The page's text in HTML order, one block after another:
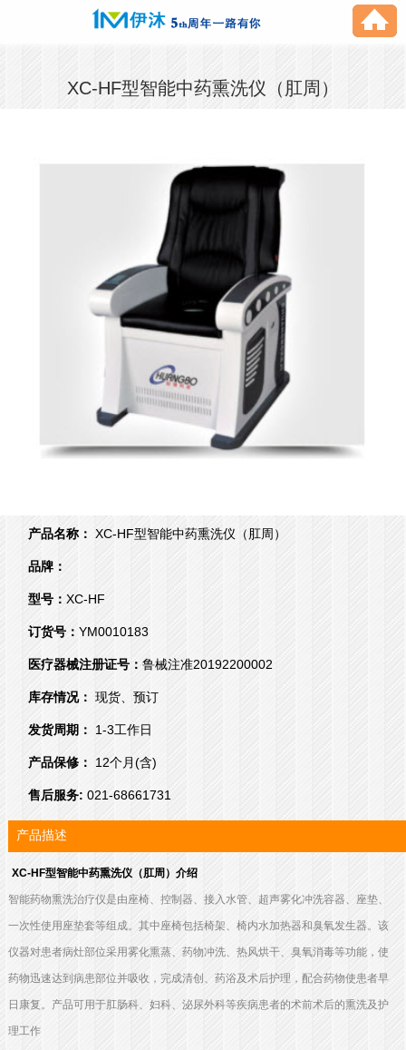
XC-HF型智能中药熏洗仪（肛周）
产品名称： XC-HF型智能中药熏洗仪（肛周）
品牌：
型号：XC-HF
订货号：YM0010183
医疗器械注册证号：鲁械注准20192200002
库存情况： 现货、预订
发货周期： 1-3工作日
产品保修： 12个月(含)
售后服务: 021-68661731
产品描述
XC-HF型智能中药熏洗仪（肛周） 介绍
智能药物熏洗治疗仪是由座椅、控制器、接入水管、超声雾化冲洗容器、座垫、
一次性使用座垫套等组成。其中座椅包括椅架、椅内水加热器和臭氧发生器。该
仪器对患者病灶部位采用雾化熏蒸、药物冲洗、热风烘干、臭氧消毒等功能，使
药物迅速达到病患部位并吸收，完成清创、药浴及术后护理，配合药物使患者早
日康复。产品可用于肛肠科、妇科、泌尿外科等疾病患者的术前术后的熏洗及护
理工作